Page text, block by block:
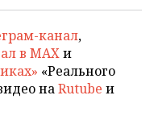
канал,
в MAXи
«Реального
наRutube и